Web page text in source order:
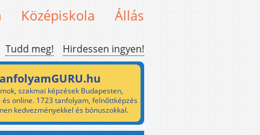
Középiskola Állás
Tudd meg! Hirdessen ingyen!
szakmai képzések Budapesten,
online. 1723 tanfolyam, felnőttképzés
kedvezményekkel és bónuszokkal.